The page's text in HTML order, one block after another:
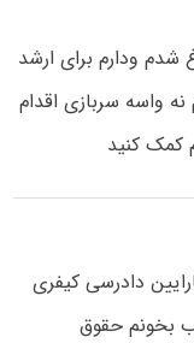
راهنمایی کنید من تیر ماه ۹۴ فارغ شدم ودارم برای ارشد
واسه سربازی اقدام
کمک کنید
دادرسی کیفری
۳تاکتابوخوب بخونم حقوق